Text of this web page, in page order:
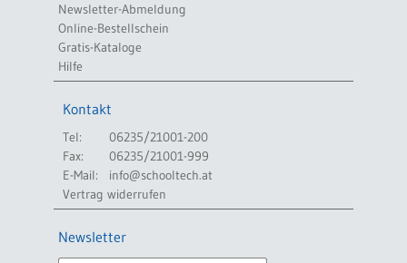
Newsletter-Abmeldung
Online-Bestellschein
Gratis-Kataloge
Hilfe
Kontakt
Tel:
06235/21001-200
Fax:
06235/21001-999
E-Mail:
info@schooltech.at
Vertrag widerrufen
Newsletter